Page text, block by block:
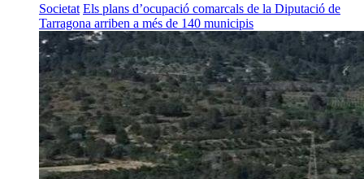
Societat Els plans d’ocupació comarcals de la Diputació de
Tarragona arriben a més de 140 municipis